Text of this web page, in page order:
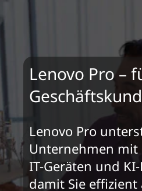
Lenovo Pro –
Lenovo Pro
Unternehmen
IT-Geräten und
damit Sie